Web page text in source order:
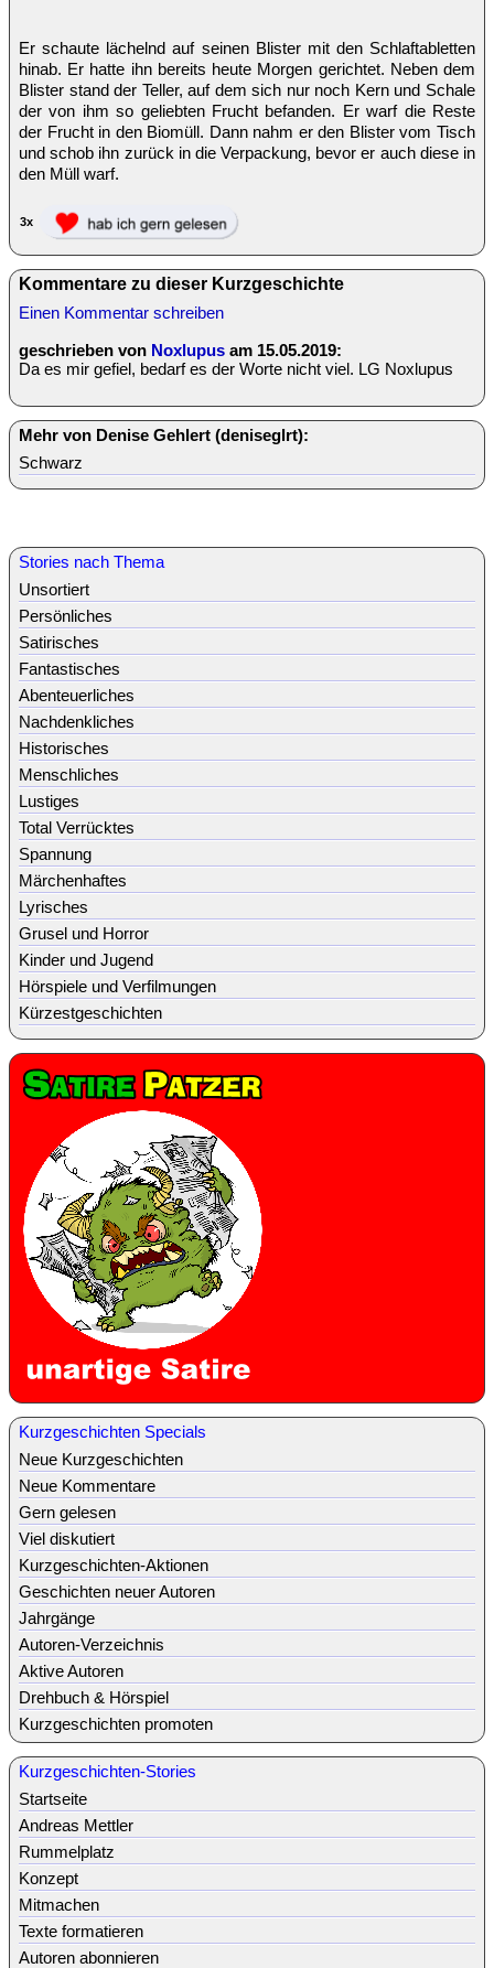
Er schaute lächelnd auf seinen Blister mit den Schlaftabletten
hinab. Er hatte ihn bereits heute Morgen gerichtet. Neben dem
Blister stand der Teller, auf dem sich nur noch Kern und Schale
der von ihm so geliebten Frucht befanden. Er warf die Reste
der Frucht in den Biomüll. Dann nahm er den Blister vom Tisch
und schob ihn zurück in die Verpackung, bevor er auch diese in
den Müll warf.
3x
Kommentare zu dieser Kurzgeschichte
Einen Kommentar schreiben
geschrieben von Noxlupus am 15.05.2019:
Da es mir gefiel, bedarf es der Worte nicht viel. LG Noxlupus
Mehr von Denise Gehlert (deniseglrt):
Schwarz
Stories nach Thema
Unsortiert
Persönliches
Satirisches
Fantastisches
Abenteuerliches
Nachdenkliches
Historisches
Menschliches
Lustiges
Total Verrücktes
Spannung
Märchenhaftes
Lyrisches
Grusel und Horror
Kinder und Jugend
Hörspiele und Verfilmungen
Kürzestgeschichten
Kurzgeschichten Specials
Neue Kurzgeschichten
Neue Kommentare
Gern gelesen
Viel diskutiert
Kurzgeschichten-Aktionen
Geschichten neuer Autoren
Jahrgänge
Autoren-Verzeichnis
Aktive Autoren
Drehbuch & Hörspiel
Kurzgeschichten promoten
Kurzgeschichten-Stories
Startseite
Andreas Mettler
Rummelplatz
Konzept
Mitmachen
Texte formatieren
Autoren abonnieren